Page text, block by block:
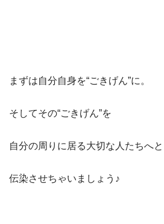
まずは自分自身を“ごきげん”に。
そしてその“ごきげん”を
自分の周りに居る大切な人たちへと
伝染させちゃいましょう♪